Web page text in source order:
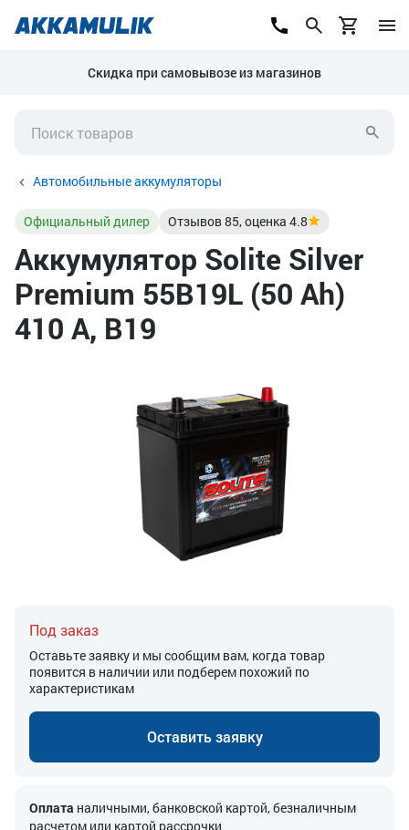
Скидка при самовывозе из магазинов
Автомобильные аккумуляторы
Официальный дилер Отзывов85, оценка 4.8
Аккумулятор Solite Silver
Premium 55B19L (50 Ah)
410 А, B19
Под заказ
Оставьте заявку и мы сообщим вам, когда товар
появится в наличии или подберем похожий по
характеристикам
Оставить заявку
Оплата наличными, банковской картой, безналичным
расчетом или картой рассрочки